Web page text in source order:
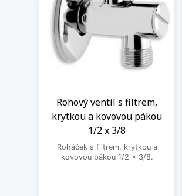
Rohový ventil s filtrem,
krytkou a kovovou pákou
1/2 x 3/8
Roháček s filtrem, krytkou a
kovovou pákou 1/2 x 3/8.